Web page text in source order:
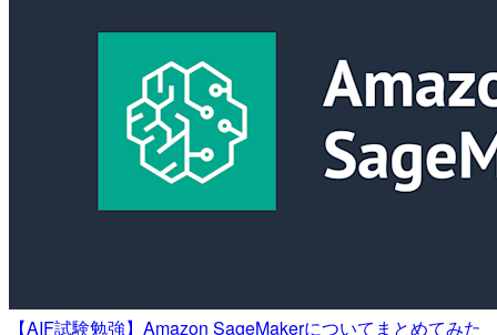
【AIF試験勉強】Amazon SageMakerについてまとめてみた